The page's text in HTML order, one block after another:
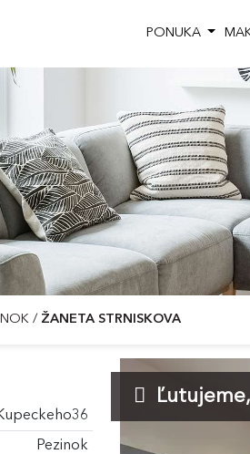
PONUKA
/ ŽANETA STRNISKOVA
Pezinok